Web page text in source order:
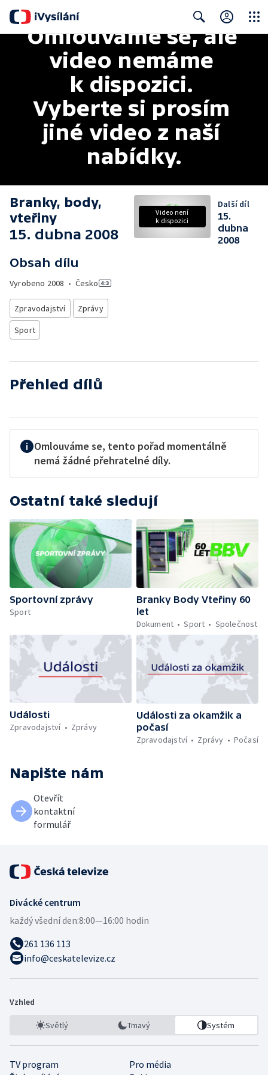
Search
Omlouváme se, ale
video nemáme
k dispozici.
Vyberte si prosím
jiné video z naší
nabídky.
Branky, body,
vteřiny
15. dubna 2008
Obsah dílu
Vyrobeno 2008 • Česko
Zpravodajství
Zprávy
Sport
Video není
k dispozici
Další díl
15.
dubna
2008
Přehled dílů
Omlouváme se, tento pořad momentálně
nemá žádné přehratelné díly.
Ostatní také sledují
Sportovní zprávy
Sport
Branky Body Vteřiny 60
let
Dokument
Sport Společnost
Události
Zpravodajství
Zprávy
Události za okamžik a
počasí
Zpravodajství
Zprávy Počasí
Napište nám
Otevřít
kontaktní
formulář
Divácké centrum
každý všední den:8:00—16:00 hodin
261 136 113
info@ceskatelevize.cz
Vzhled
Světlý Tmavý Systém
TV program
Pro média